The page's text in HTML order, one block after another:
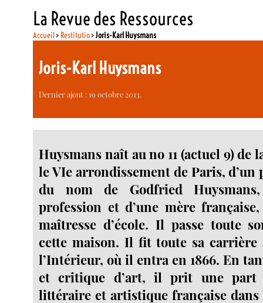
La Revue des Ressources
Accueil> Restitutio>Joris-Karl Huysmans
Joris-Karl Huysmans
Dernier ajout : 19 octobre 2013.
Huysmans naît au no 11 (actuel 9) de
le VIe arrondissement de Paris, d’un
du nom de Godfried
profession et d’une mère
maîtresse d’école. Il passe toute
cette maison. Il fit toute sa carrière
l’Intérieur, où il entra en 1866. En
et critique d’art, il prit une part
littéraire et artistique française